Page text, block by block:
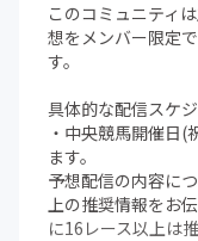
このコミュニティ
想をメンバー限定
す。
具体的な配信スケ
・中央競馬開催日(
ます。
予想配信の内容に
上の推奨情報をお
に16レース以上は